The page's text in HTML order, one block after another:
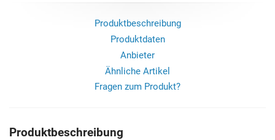
Produktbeschreibung
Produktdaten
Anbieter
Ähnliche Artikel
Fragen zum Produkt?
Produktbeschreibung